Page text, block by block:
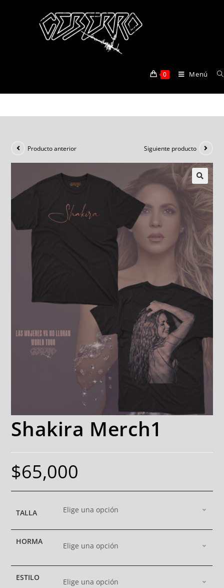
0 Menú
Producto anterior Siguiente producto
Shakira Merch1
$65,000
TALLA Elige una opción
HORMA Elige una opción
ESTILO Elige una opción